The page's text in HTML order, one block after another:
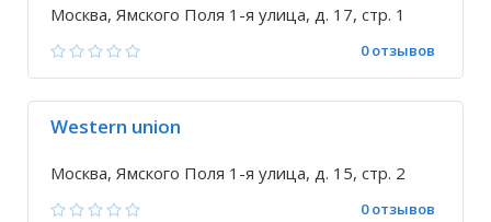
Москва, Ямского Поля 1-я улица, д. 17, стр. 1
0 отзывов
Western union
Москва, Ямского Поля 1-я улица, д. 15, стр. 2
0 отзывов